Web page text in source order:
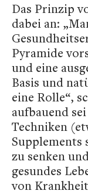
Das Prinzip
dabei an:
Pyramide
und eine
Basis und
eine Rolle“,
aufbauend
Techniken
Supplements
zu senken
gesundes
von